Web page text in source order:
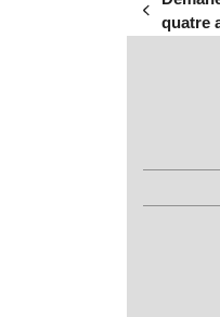
previous
quatre